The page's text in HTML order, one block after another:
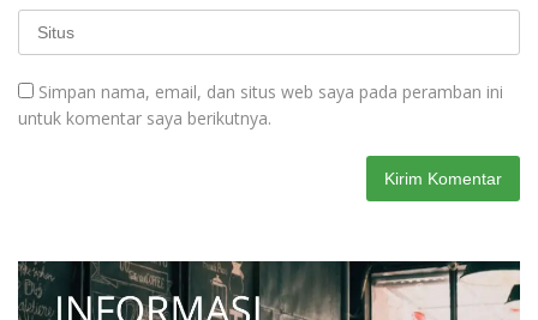
Simpan nama, email, dan situs web saya pada peramban ini
untuk komentar saya berikutnya.